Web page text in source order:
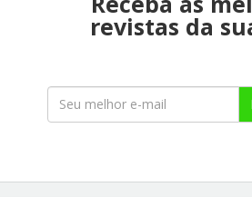
revistas da